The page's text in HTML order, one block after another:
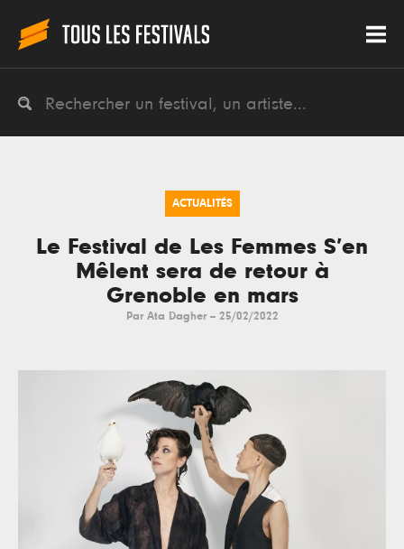
ACTUALITÉS
Le Festival de Les Femmes S’en
Mêlent sera de retour à
Grenoble en mars
Par Ata Dagher -- 25/02/2022